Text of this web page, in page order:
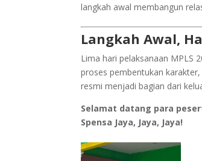
langkah awal membangun
Langkah Awal,
Lima hari pelaksanaan MPLS
proses pembentukan
resmi menjadi bagian dari
Selamat datang para
Spensa Jaya, Jaya, Jaya!